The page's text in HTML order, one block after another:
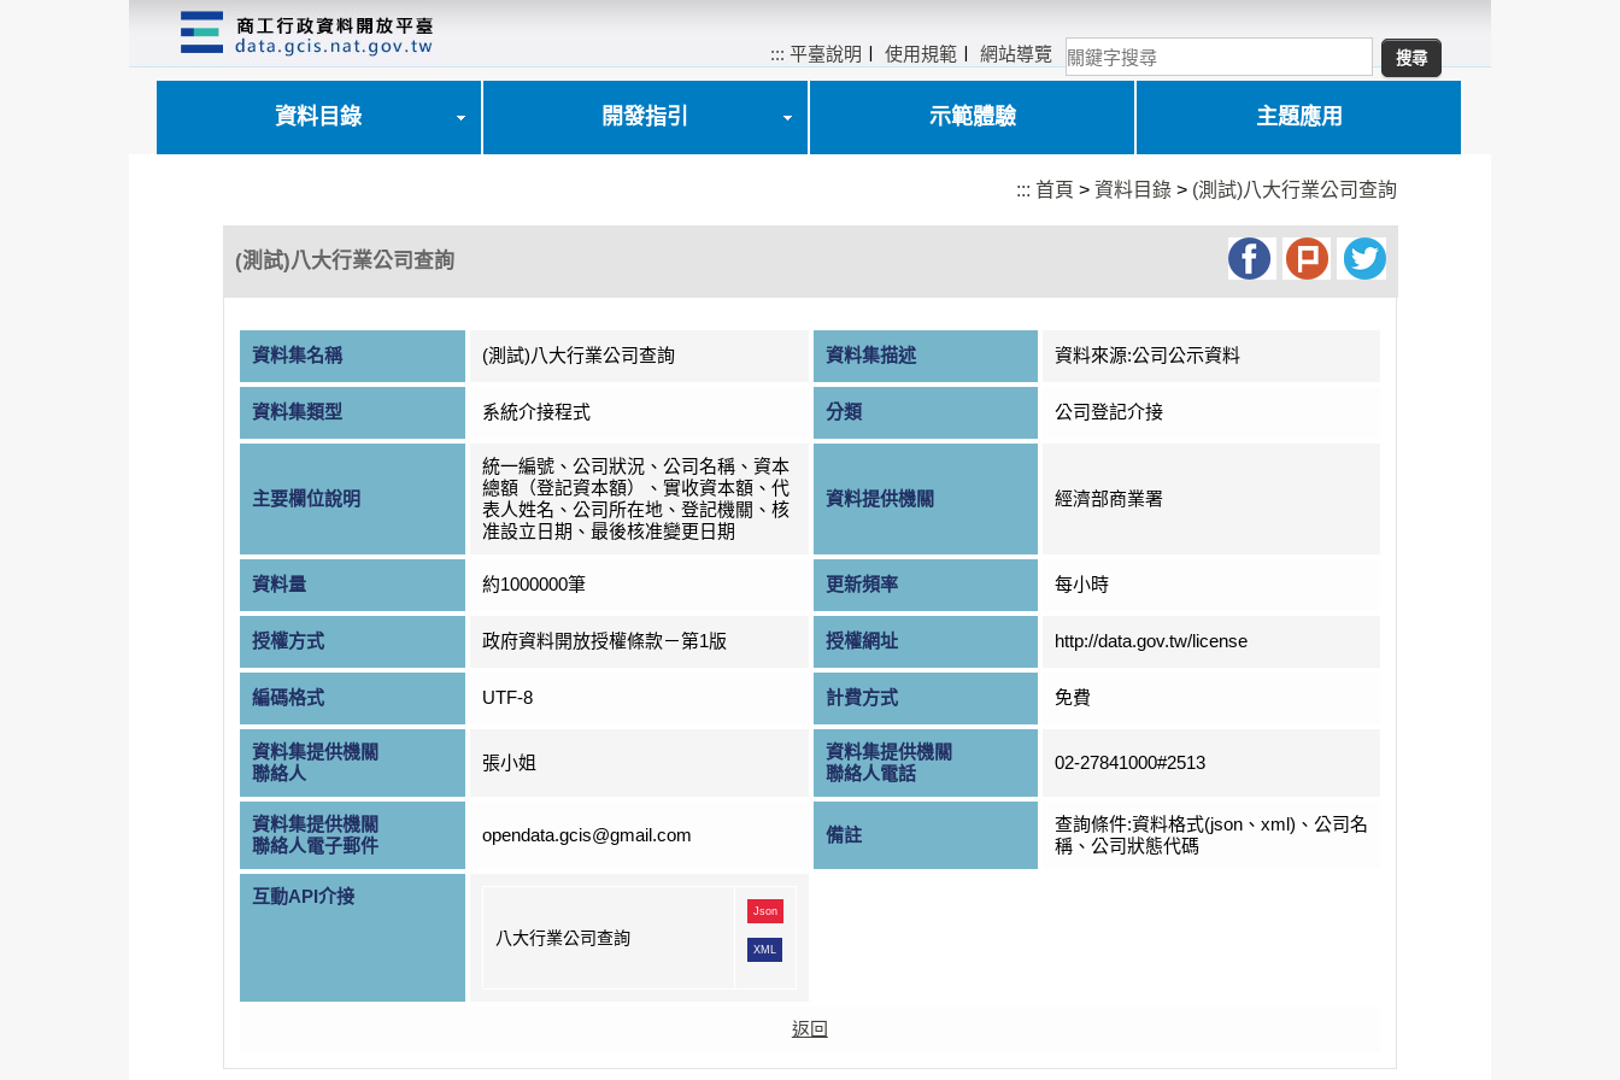
::: 平臺說明 〡使用規範 〡網站導覽
資料目錄 開發指引 示範體驗 主題應用
::: 首頁 >資料目錄 > (測試)八大行業公司查詢
(測試)八大行業公司查詢
資料集名稱 (測試)八大行業公司查詢 資料集描述 資料來源:公司公示資料
資料集類型 系統介接程式 分類 公司登記介接
主要欄位說明
統一編號、公司狀況、公司名稱、資本
總額（登記資本額）、實收資本額、代
表人姓名、公司所在地、登記機關、核
准設立日期、最後核准變更日期
資料提供機關 經濟部商業署
資料量 約1000000筆 更新頻率 每小時
授權方式 政府資料開放授權條款－第1版 授權網址 http://data.gov.tw/license
編碼格式 UTF-8 計費方式 免費
資料集提供機關
聯絡人
張小姐
資料集提供機關
聯絡人電話
02-27841000#2513
資料集提供機關
聯絡人電子郵件
opendata.gcis@gmail.com 備註
查詢條件:資料格式(json、xml)、公司名
稱、公司狀態代碼
互動API介接
八大行業公司查詢
Json
XML
返回